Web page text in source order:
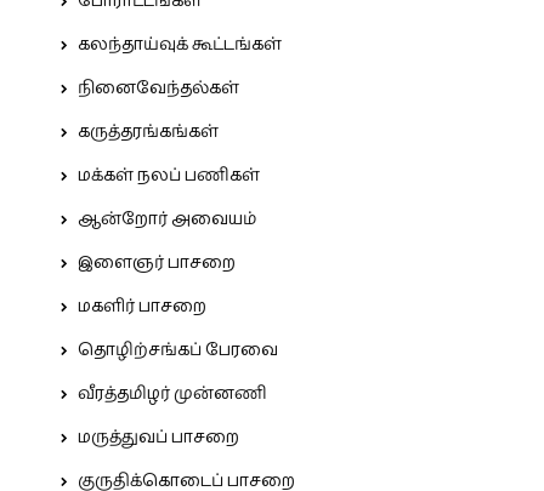
கலந்தாய்வுக் கூட்டங்கள்
நினைவேந்தல்கள்
கருத்தரங்கங்கள்
மக்கள் நலப் பணிகள்
ஆன்றோர் அவையம்
இளைஞர் பாசறை
மகளிர் பாசறை
தொழிற்சங்கப் பேரவை
வீரத்தமிழர் முன்னணி
மருத்துவப் பாசறை
குருதிக்கொடைப் பாசறை